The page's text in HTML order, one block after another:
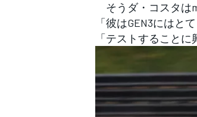
そうダ・コスタは
「彼はGEN3にはと
「テストすること